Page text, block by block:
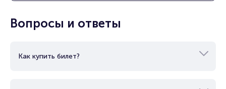
Продать билет
Вопросы и ответы
Как купить билет?